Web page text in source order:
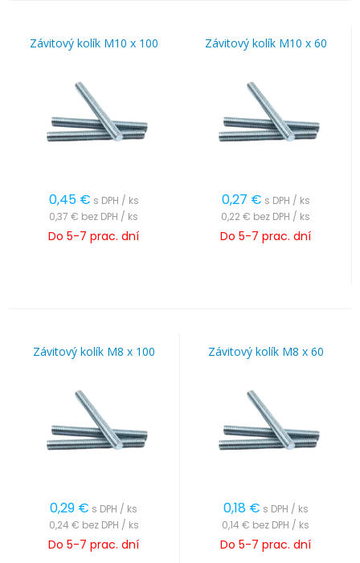
Závitový kolík M10 x 100
0,45 € s DPH / ks
0,37 € bez DPH / ks
Do 5-7 prac. dní
Závitový kolík M10 x 60
0,27 € s DPH / ks
0,22 € bez DPH / ks
Do 5-7 prac. dní
Závitový kolík M8 x 100
0,29 € s DPH / ks
0,24 € bez DPH / ks
Do 5-7 prac. dní
Závitový kolík M8 x 60
0,18 € s DPH / ks
0,14 € bez DPH / ks
Do 5-7 prac. dní